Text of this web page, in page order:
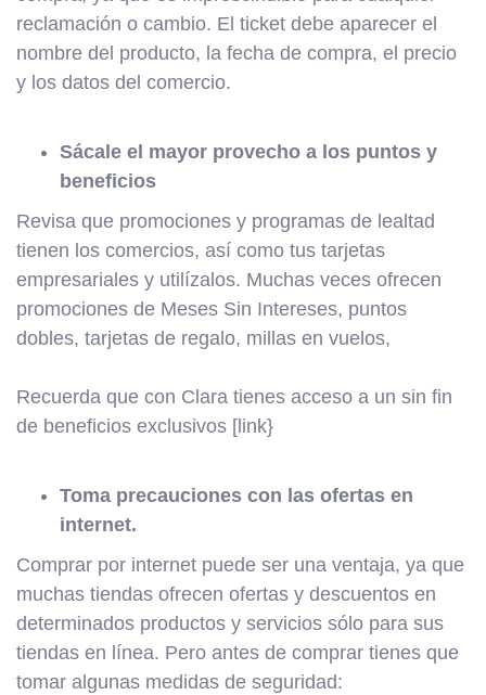
reclamación o cambio. El ticket debe aparecer el
nombre del producto, la fecha de compra, el precio
y los datos del comercio.
Sácale el mayor provecho a los puntos y
beneficios
Revisa que promociones y programas de lealtad
tienen los comercios, así como tus tarjetas
empresariales y utilízalos. Muchas veces ofrecen
promociones de Meses Sin Intereses, puntos
dobles, tarjetas de regalo, millas en vuelos,
Recuerda que con Clara tienes acceso a un sin fin
de beneficios exclusivos [link}
Toma precauciones con las ofertas en
internet.
Comprar por internet puede ser una ventaja, ya que
muchas tiendas ofrecen ofertas y descuentos en
determinados productos y servicios sólo para sus
tiendas en línea. Pero antes de comprar tienes que
tomar algunas medidas de seguridad: